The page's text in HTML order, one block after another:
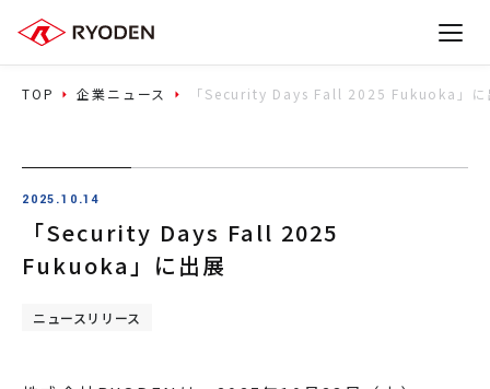
TOP 企業ニュース 「Security Days Fall 2025 Fukuoka」に
2025.10.14
「Security Days Fall 2025
Fukuoka」に出展
ニュースリリース